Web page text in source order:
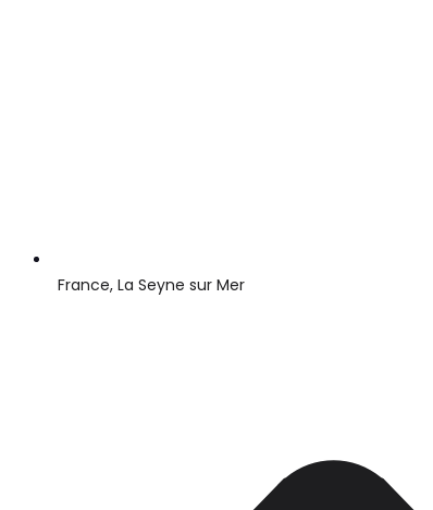
France, La Seyne sur Mer